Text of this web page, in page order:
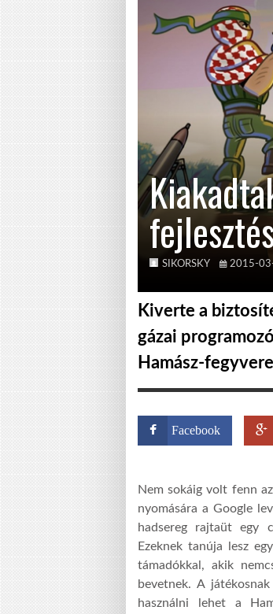
SIKORSKY 2015-
Kiverte a
gázai
Hamász-
Facebook
Nem sokáig volt fenn
nyomására a Google
hadsereg rajtaüt egy
Ezeknek tanúja lesz
támadókkal, akik
bevetnek. A
használni lehet a